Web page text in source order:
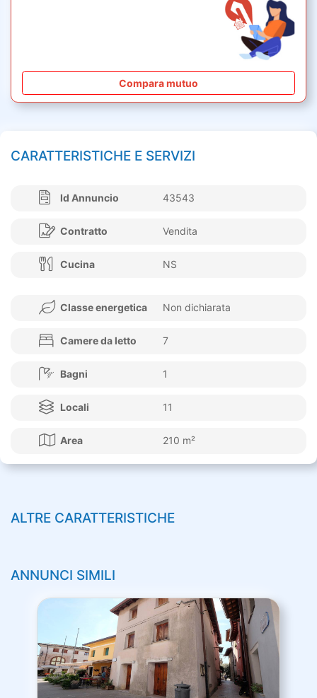
Compara mutuo
CARATTERISTICHE E SERVIZI
Id Annuncio 43543
Contratto Vendita
Cucina NS
Classe energetica Non dichiarata
Camere da letto 7
Bagni 1
Locali 11
Area 210 m²
ALTRE CARATTERISTICHE
ANNUNCI SIMILI